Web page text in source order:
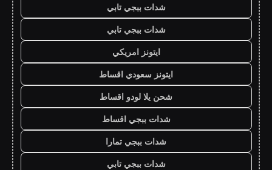
شدات ببجي تابي
شدات ببجي تابي
ايتونز امريكي
ايتونز سعودي اقساط
شحن يلا لودو اقساط
شدات ببجي اقساط
شدات ببجي تمارا
شدات ببجي تابي